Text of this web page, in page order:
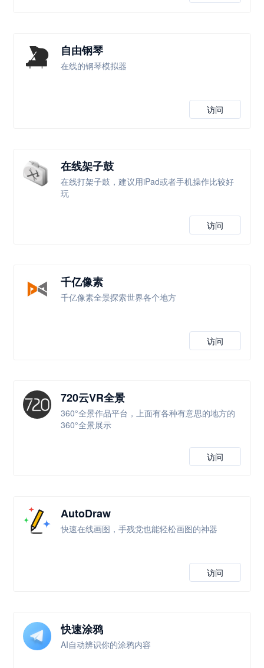
自由钢琴
在线的钢琴模拟器
访问
在线架子鼓
在线打架子鼓，建议用iPad或者手机操作比较好
玩
访问
千亿像素
千亿像素全景探索世界各个地方
访问
720云VR全景
360°全景作品平台，上面有各种有意思的地方的
360°全景展示
访问
AutoDraw
快速在线画图，手残党也能轻松画图的神器
访问
快速涂鸦
AI自动辨识你的涂鸦内容